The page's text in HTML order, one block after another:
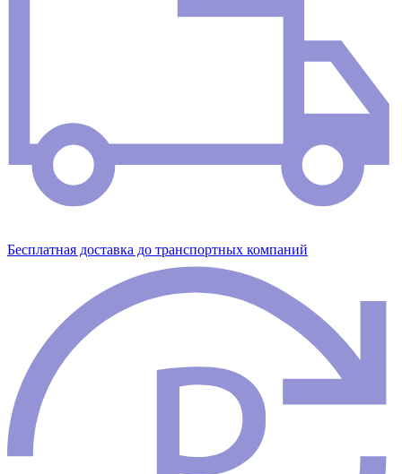
Бесплатная доставка до транспортных компаний